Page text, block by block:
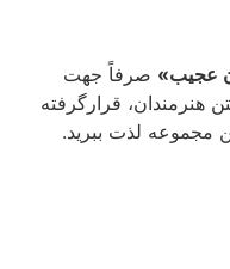
عجیب» صرفاً جهت
هنرمندان، قرارگرفته
مجموعه لذت ببرید.